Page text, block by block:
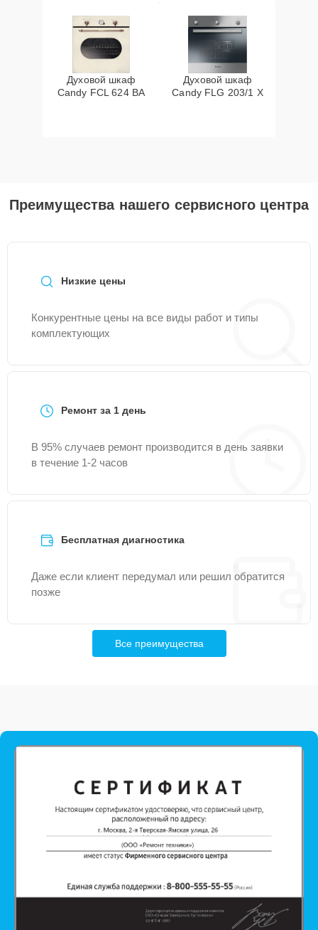
Духовой шкаф
Candy FCL 624 BA
Духовой шкаф
Candy FLG 203/1 X
Преимущества нашего сервисного центра
Низкие цены
Конкурентные цены на все виды работ и типы
комплектующих
Ремонт за 1 день
В 95% случаев ремонт производится в день заявки
в течение 1-2 часов
Бесплатная диагностика
Даже если клиент передумал или решил обратится
позже
Все преимущества